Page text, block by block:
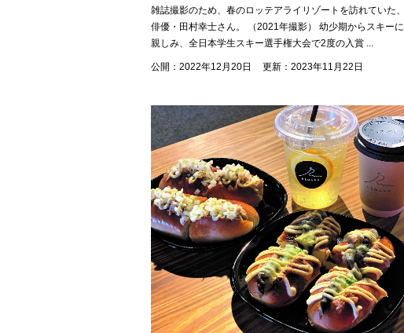
雑誌撮影のため、春のロッテアライリゾートを訪れていた、
俳優・田村幸士さん。 （2021年撮影） 幼少期からスキーに
親しみ、全日本学生スキー選手権大会で2度の入賞 ...
公開：2022年12月20日 更新：2023年11月22日